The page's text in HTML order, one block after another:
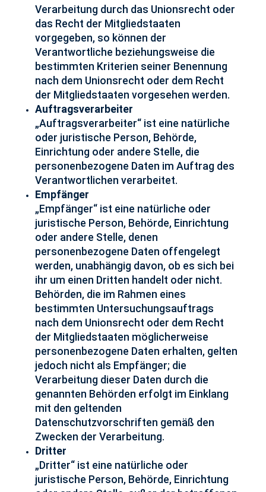
Verarbeitung durch das Unionsrecht oder
das Recht der Mitgliedstaaten
vorgegeben, so können der
Verantwortliche beziehungsweise die
bestimmten Kriterien seiner Benennung
nach dem Unionsrecht oder dem Recht
der Mitgliedstaaten vorgesehen werden.
Auftragsverarbeiter
„Auftragsverarbeiter“ ist eine natürliche
oder juristische Person, Behörde,
Einrichtung oder andere Stelle, die
personenbezogene Daten im Auftrag des
Verantwortlichen verarbeitet.
Empfänger
„Empfänger“ ist eine natürliche oder
juristische Person, Behörde, Einrichtung
oder andere Stelle, denen
personenbezogene Daten offengelegt
werden, unabhängig davon, ob es sich bei
ihr um einen Dritten handelt oder nicht.
Behörden, die im Rahmen eines
bestimmten Untersuchungsauftrags
nach dem Unionsrecht oder dem Recht
der Mitgliedstaaten möglicherweise
personenbezogene Daten erhalten, gelten
jedoch nicht als Empfänger; die
Verarbeitung dieser Daten durch die
genannten Behörden erfolgt im Einklang
mit den geltenden
Datenschutzvorschriften gemäß den
Zwecken der Verarbeitung.
Dritter
„Dritter“ ist eine natürliche oder
juristische Person, Behörde, Einrichtung